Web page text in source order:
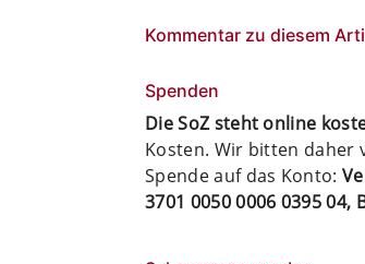
Kommentar zu diesem
Spenden
Die SoZ steht online
Kosten. Wir bitten daher
Spende auf das Konto:
3701 0050 0006 0395 04,